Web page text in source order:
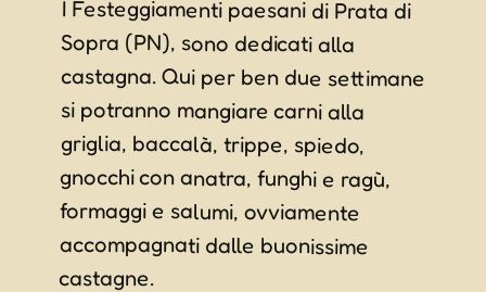
I Festeggiamenti paesani di Prata di
Sopra (PN), sono dedicati alla
castagna. Qui per ben due settimane
si potranno mangiare carni alla
griglia, baccalà, trippe, spiedo,
gnocchi con anatra, funghi e ragù,
formaggi e salumi, ovviamente
accompagnati dalle buonissime
castagne.